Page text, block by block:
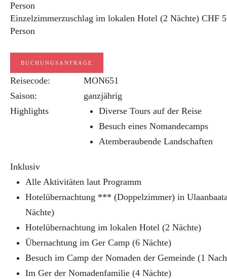
Person
Einzelzimmerzuschlag im lokalen Hotel (2 Nächte) CHF
Person
BUCHUNGSANFRAGE
Reisecode:
MON651
Saison:
ganzjährig
Highlights
Diverse Tours auf der Reise
Besuch eines Nomandecamps
Atemberaubende Landschaften
Inklusiv
Alle Aktivitäten laut Programm
Hotelübernachtung *** (Doppelzimmer) in
Nächte)
Hotelübernachtung im lokalen Hotel (2 Nächte)
Übernachtung im Ger Camp (6 Nächte)
Besuch im Camp der Nomaden der Gemeinde (1
Im Ger der Nomadenfamilie (4 Nächte)